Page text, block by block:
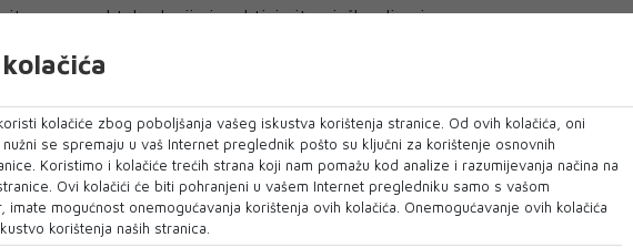
pauzu od tehnologije i prakticirajte vježbe disanja u
vodi prema pravim poslovnim odlukama, osobito
Oslonite se na vlastiti osjećaj umjesto da slijepo
vam je danas na prvom mjestu, pa ćete tražiti
kolačiće zbog poboljšanja vašeg iskustva korištenja stranice. Od ovih kolačića, oni
se spremaju u vaš Internet preglednik pošto su ključni za korištenje osnovnih
Koristimo i kolačiće trećih strana koji nam pomažu kod analize i razumijevanja načina na
Ovi kolačići će biti pohranjeni u vašem Internet pregledniku samo s vašom
imate mogućnost onemogućavanja korištenja ovih kolačića. Onemogućavanje ovih kolačića
korištenja naših stranica.